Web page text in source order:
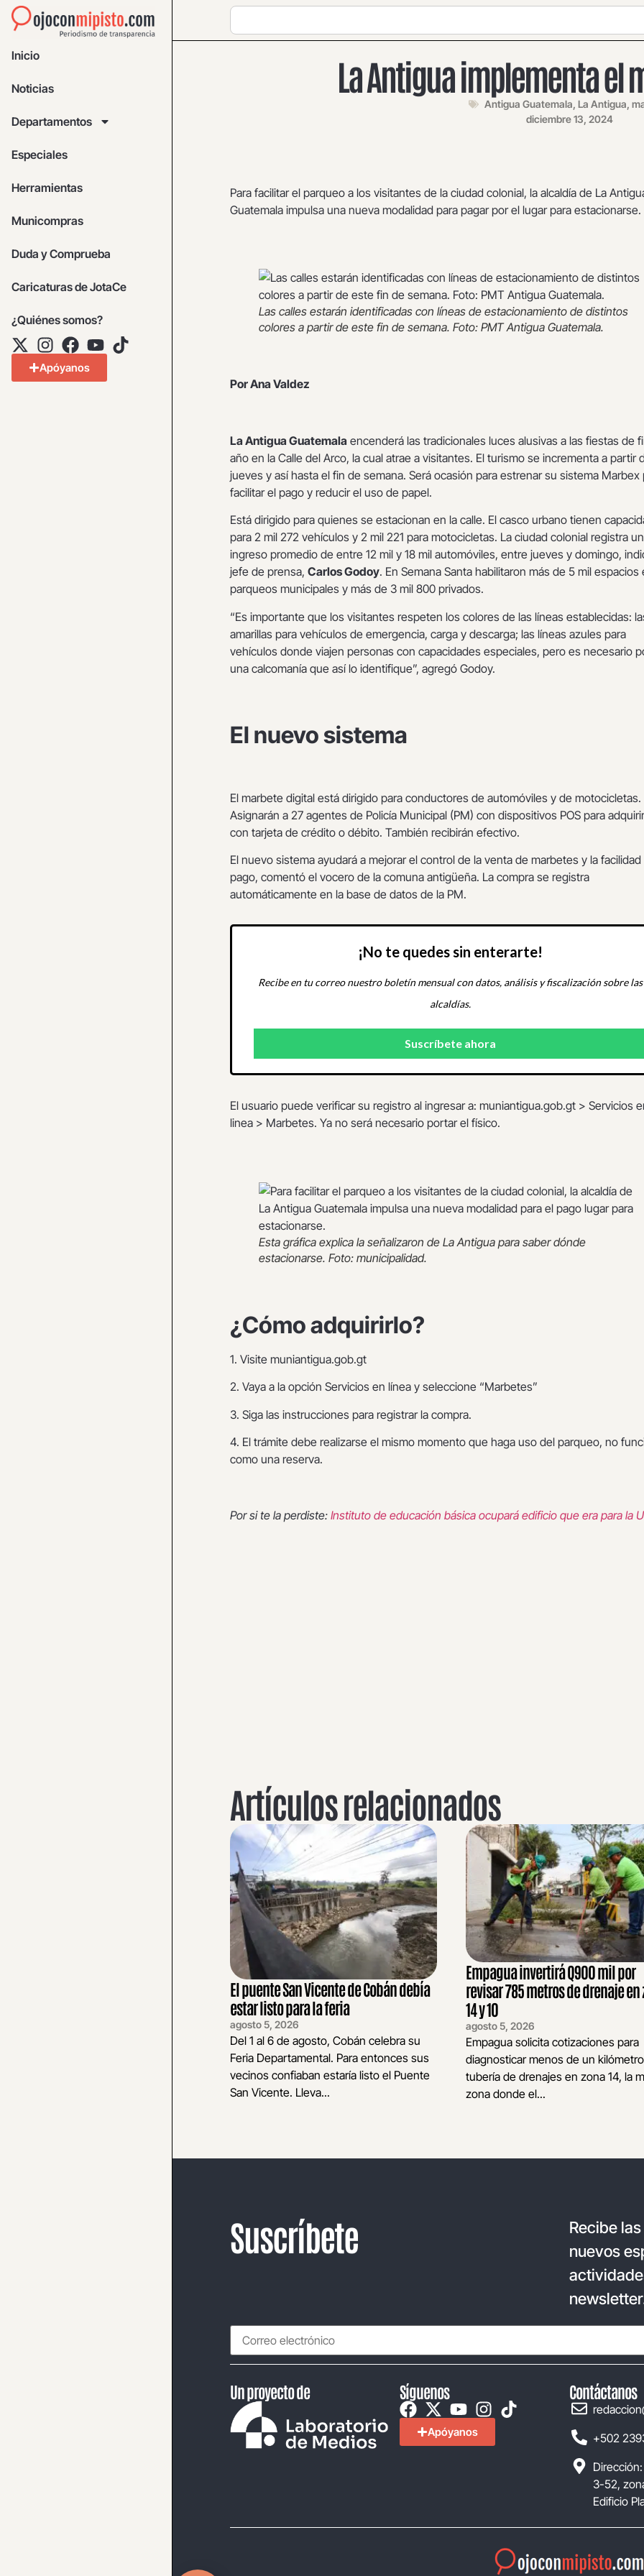
Inicio
Noticias
Departamentos
Especiales
Herramientas
Municompras
Duda y Comprueba
Caricaturas de JotaCe
¿Quiénes somos?
Apóyanos
La Antigua implementa el
Antigua Guatemala, La Antigua,
diciembre 13, 2024
Para facilitar el parqueo a los visitantes de la ciudad colonial, la alcaldía de La
Guatemala impulsa una nueva modalidad para pagar por el lugar para estacionarse.
Las calles estarán identificadas con líneas de estacionamiento de distintos
colores a partir de este fin de semana. Foto: PMT Antigua Guatemala.
Por Ana Valdez
La Antigua Guatemala encenderá las tradicionales luces alusivas a las fiestas de
año en la Calle del Arco, la cual atrae a visitantes. El turismo se incrementa a partir
jueves y así hasta el fin de semana. Será ocasión para estrenar su sistema Marbex
facilitar el pago y reducir el uso de papel.
Está dirigido para quienes se estacionan en la calle. El casco urbano tienen
para 2 mil 272 vehículos y 2 mil 221 para motocicletas. La ciudad colonial registra un
ingreso promedio de entre 12 mil y 18 mil automóviles, entre jueves y domingo,
jefe de prensa, Carlos Godoy. En Semana Santa habilitaron más de 5 mil espacios
parqueos municipales y más de 3 mil 800 privados.
“Es importante que los visitantes respeten los colores de las líneas establecidas:
amarillas para vehículos de emergencia, carga y descarga; las líneas azules para
vehículos donde viajen personas con capacidades especiales, pero es necesario
una calcomanía que así lo identifique”, agregó Godoy.
El nuevo sistema
El marbete digital está dirigido para conductores de automóviles y de motocicletas.
Asignarán a 27 agentes de Policía Municipal (PM) con dispositivos POS para
con tarjeta de crédito o débito. También recibirán efectivo.
El nuevo sistema ayudará a mejorar el control de la venta de marbetes y la facilidad
pago, comentó el vocero de la comuna antigüeña. La compra se registra
automáticamente en la base de datos de la PM.
¡No te quedes sin enterarte!
Recibe en tu correo nuestro boletín mensual con datos, análisis y fiscalización sobre las
alcaldías.
El usuario puede verificar su registro al ingresar a: muniantigua.gob.gt > Servicios
linea > Marbetes. Ya no será necesario portar el físico.
Esta gráfica explica la señalizaron de La Antigua para saber dónde
estacionarse. Foto: municipalidad.
¿Cómo adquirirlo?
1. Visite muniantigua.gob.gt
2. Vaya a la opción Servicios en línea y seleccione “Marbetes”
3. Siga las instrucciones para registrar la compra.
4. El trámite debe realizarse el mismo momento que haga uso del parqueo, no
como una reserva.
Por si te la perdiste: Instituto de educación básica ocupará edificio que era para la
Artículos relacionados
El puente San Vicente de Cobán debía
estar listo para la feria
agosto 5, 2026
Del 1 al 6 de agosto, Cobán celebra su
Feria Departamental. Para entonces sus
vecinos confiaban estaría listo el Puente
San Vicente. Lleva...
Empagua invertirá Q900 mil por
revisar 785 metros de drenaje en
14 y 10
agosto 5, 2026
Empagua solicita cotizaciones para
diagnosticar menos de un
tubería de drenajes en zona 14, la
zona donde el...
Suscríbete
Recibe
nuevos
Un proyecto de Síguenos
Apóyanos
Contáctanos
+502
3-52,
Edificio